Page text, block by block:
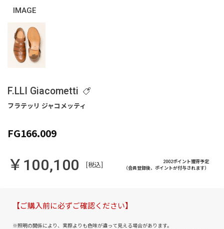
IMAGE
F.LLI Giacometti
FG166.009
￥100,100 [税込]
2002ポイント獲得予定
（会員登録後、ポイントが付与されます）
【ご購入前に必ずご確認ください】
※照明の関係により、実際よりも色味が違って見える場合があります。